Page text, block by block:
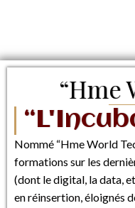
“Hme
Nommé “Hme World
formations sur les
(dont le digital, la data,
en réinsertion, éloignés